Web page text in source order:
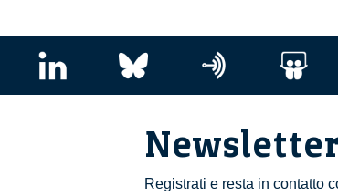
Registrati e resta in contatto